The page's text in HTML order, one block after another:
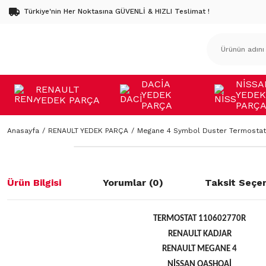
Türkiye'nin Her Noktasına GÜVENLİ & HIZLI Teslimat !
RENAULT
YEDEK PARÇA
DACİA
YEDEK
PARÇA
YEDEK
PARÇA
Anasayfa RENAULT YEDEK PARÇA Megane 4 Symbol Duster Termostat
Ürün Bilgisi Yorumlar (0) Taksit
TERMOSTAT 110602770R
RENAULT KADJAR
RENAULT MEGANE 4